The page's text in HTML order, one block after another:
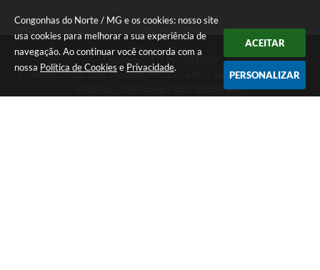
Congonhas do Norte / MG e os cookies: nosso site
usa cookies para melhorar a sua experiência de
navegação. Ao continuar você concorda com a
nossa Política de Cookies e Privacidade.
ACEITAR
PERSONALIZAR
Endereço: Rua: João Moreira, nº 22 - Centro Segunda a Sexta das
07:00 as 17:00 horas | CEP: 35850-000